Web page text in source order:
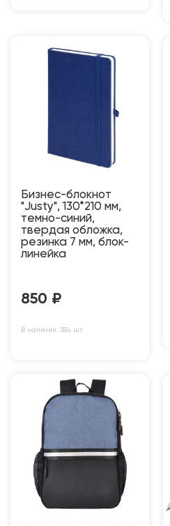
Бизнес-блокнот
"Justy", 130*210 мм,
темно-синий,
твердая обложка,
резинка 7 мм, блок-
линейка
850 ₽
В наличии: 384 шт